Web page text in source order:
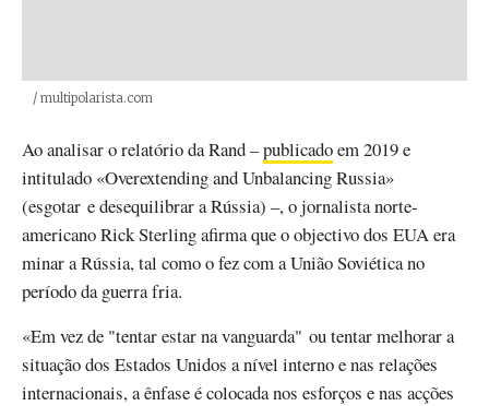
Créditos
/ multipolarista.com
Ao analisar o relatório da Rand –publicadoem 2019 e
intitulado «Overextending and Unbalancing Russia»
(esgotar e desequilibrar a Rússia) –, o jornalista norte-
americano Rick Sterling afirma que o objectivo dos EUA era
minar a Rússia, tal como o fez com a União Soviética no
período da guerra fria.
«Em vez de "tentar estar na vanguarda" ou tentar melhorar a
situação dos Estados Unidos a nível interno e nas relações
internacionais, a ênfase é colocada nos esforços e nas acções